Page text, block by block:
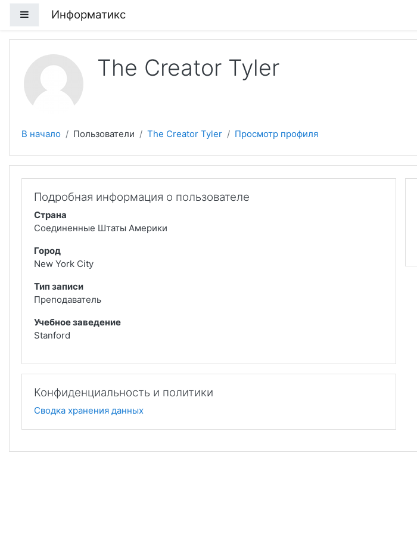
Боковая панель
Информатикс
The Creator Tyler
В начало Пользователи The Creator Tyler Просмотр профиля
Подробная информация о пользователе
Страна
Соединенные Штаты Америки
Город
New York City
Тип записи
Преподаватель
Учебное заведение
Stanford
Конфиденциальность и политики
Сводка хранения данных